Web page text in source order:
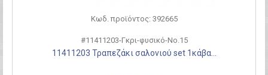
Κωδ. προϊόντος: 392665
#11411203-Γκρι-φυσικό-Νο.15
11411203 Τραπεζάκι σαλονιού set 1κάβα...